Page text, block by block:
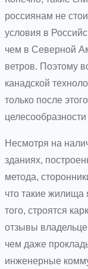
россиянам не
условия в
чем в Северной
ветров. Поэтому
канадской
только после
Несмотря на
зданиях,
метода,
что такие
того, строятся
отзывы
чем даже
инженерные